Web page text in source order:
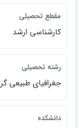
مقطع تحصيلي
كارشناسي ارشد
رشته تحصيلي
جغرافياي طبيعي
دانشكده